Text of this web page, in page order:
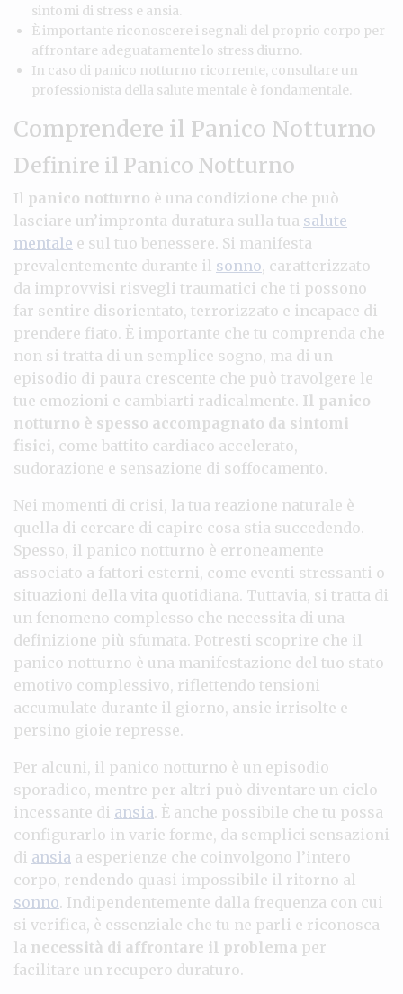
sintomi di stress e ansia.
È importante riconoscere i segnali del proprio corpo per
affrontare adeguatamente lo stress diurno.
In caso di panico notturno ricorrente, consultare un
professionista della salute mentale è fondamentale.
Comprendere il Panico Notturno
Definire il Panico Notturno
Il panico notturno è una condizione che può
lasciare un’impronta duratura sulla tua salute
mentale e sul tuo benessere. Si manifesta
prevalentemente durante il sonno, caratterizzato
da improvvisi risvegli traumatici che ti possono
far sentire disorientato, terrorizzato e incapace di
prendere fiato. È importante che tu comprenda che
non si tratta di un semplice sogno, ma di un
episodio di paura crescente che può travolgere le
tue emozioni e cambiarti radicalmente. Il panico
notturno è spesso accompagnato da sintomi
fisici, come battito cardiaco accelerato,
sudorazione e sensazione di soffocamento.
Nei momenti di crisi, la tua reazione naturale è
quella di cercare di capire cosa stia succedendo.
Spesso, il panico notturno è erroneamente
associato a fattori esterni, come eventi stressanti o
situazioni della vita quotidiana. Tuttavia, si tratta di
un fenomeno complesso che necessita di una
definizione più sfumata. Potresti scoprire che il
panico notturno è una manifestazione del tuo stato
emotivo complessivo, riflettendo tensioni
accumulate durante il giorno, ansie irrisolte e
persino gioie represse.
Per alcuni, il panico notturno è un episodio
sporadico, mentre per altri può diventare un ciclo
incessante di ansia. È anche possibile che tu possa
configurarlo in varie forme, da semplici sensazioni
di ansia a esperienze che coinvolgono l’intero
corpo, rendendo quasi impossibile il ritorno al
sonno. Indipendentemente dalla frequenza con cui
si verifica, è essenziale che tu ne parli e riconosca
la necessità di affrontare il problema per
facilitare un recupero duraturo.